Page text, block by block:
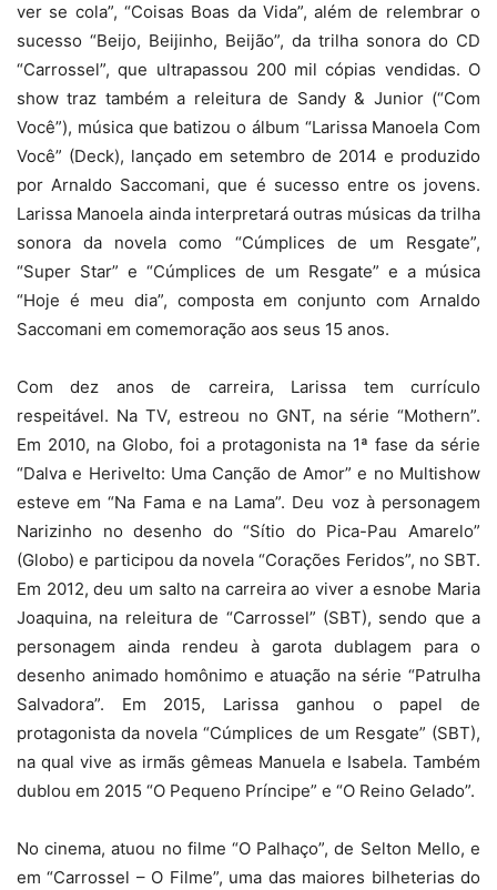
ver se cola”, “Coisas Boas da Vida”, além de relembrar o
sucesso “Beijo, Beijinho, Beijão”, da trilha sonora do CD
“Carrossel”, que ultrapassou 200 mil cópias vendidas. O
show traz também a releitura de Sandy & Junior (“Com
Você”), música que batizou o álbum “Larissa Manoela Com
Você” (Deck), lançado em setembro de 2014 e produzido
por Arnaldo Saccomani, que é sucesso entre os jovens.
Larissa Manoela ainda interpretará outras músicas da trilha
sonora da novela como “Cúmplices de um Resgate”,
“Super Star” e “Cúmplices de um Resgate” e a música
“Hoje é meu dia”, composta em conjunto com Arnaldo
Saccomani em comemoração aos seus 15 anos.
Com dez anos de carreira, Larissa tem currículo
respeitável. Na TV, estreou no GNT, na série “Mothern”.
Em 2010, na Globo, foi a protagonista na 1ª fase da série
“Dalva e Herivelto: Uma Canção de Amor” e no Multishow
esteve em “Na Fama e na Lama”. Deu voz à personagem
Narizinho no desenho do “Sítio do Pica-Pau Amarelo”
(Globo) e participou da novela “Corações Feridos”, no SBT.
Em 2012, deu um salto na carreira ao viver a esnobe Maria
Joaquina, na releitura de “Carrossel” (SBT), sendo que a
personagem ainda rendeu à garota dublagem para o
desenho animado homônimo e atuação na série “Patrulha
Salvadora”. Em 2015, Larissa ganhou o papel de
protagonista da novela “Cúmplices de um Resgate” (SBT),
na qual vive as irmãs gêmeas Manuela e Isabela. Também
dublou em 2015 “O Pequeno Príncipe” e “O Reino Gelado”.
No cinema, atuou no filme “O Palhaço”, de Selton Mello, e
em “Carrossel – O Filme”, uma das maiores bilheterias do